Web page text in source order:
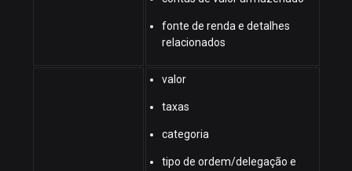
fonte de renda e detalhes
relacionados
valor
taxas
categoria
tipo de ordem/delegação e